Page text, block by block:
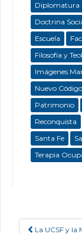
Diplomatura
Doctrina
Escuela
Filosofía y
Imágenes
Nuevo
Patrimonio
Reconquista
Santa Fe
Terapia
La UCSF y la